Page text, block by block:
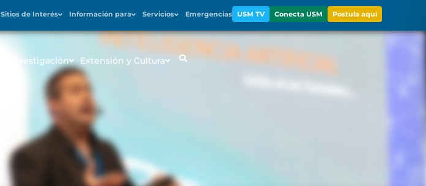
Sitios de Interés Información para Servicios Emergencias USM TV Conecta USM Postula aquí
Investigación Extensión y Cultura